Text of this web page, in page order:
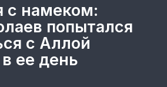
с намеком:
попытался
с Аллой
ее день